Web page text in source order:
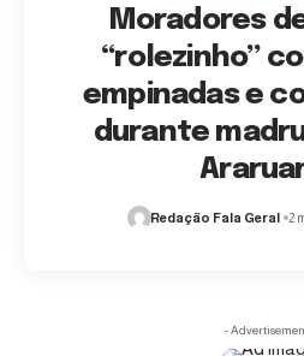
Moradores
“rolezinho”
empinadas e
durante
Redação Fala Geral 2
-